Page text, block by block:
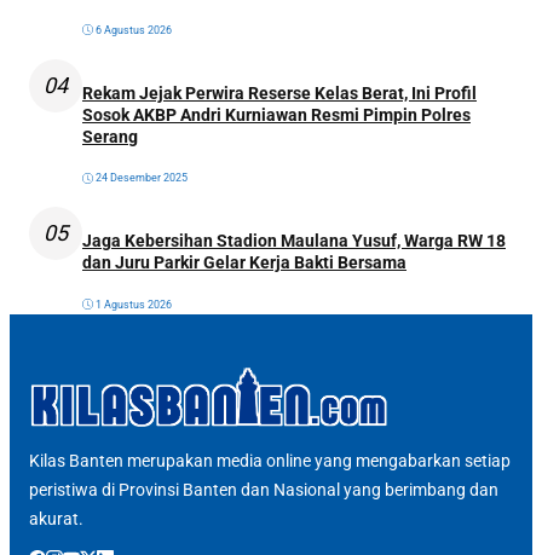
6 Agustus 2026
04
Rekam Jejak Perwira Reserse Kelas Berat, Ini Profil
Sosok AKBP Andri Kurniawan Resmi Pimpin Polres
Serang
24 Desember 2025
05
Jaga Kebersihan Stadion Maulana Yusuf, Warga RW 18
dan Juru Parkir Gelar Kerja Bakti Bersama
1 Agustus 2026
Kilas Banten merupakan media online yang mengabarkan setiap
peristiwa di Provinsi Banten dan Nasional yang berimbang dan
akurat.